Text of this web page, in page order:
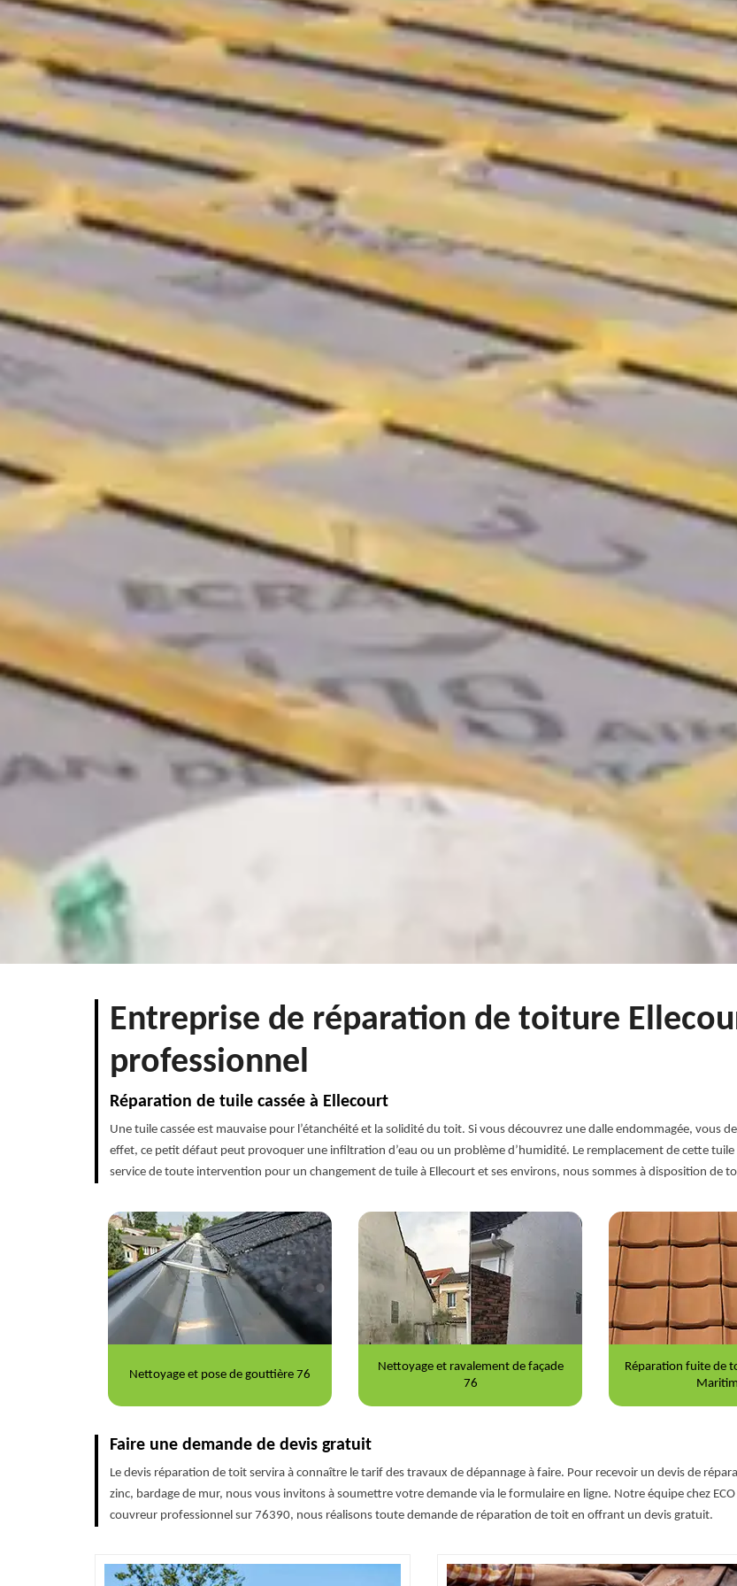
Entreprise de réparation de toiture
professionnel
Réparation de tuile cassée à Ellecourt
Une tuile cassée est mauvaise pour l’étanchéité et la solidité du toit. Si vous découvrez une dalle endommagée, vous
effet, ce petit défaut peut provoquer une infiltration d’eau ou un problème d’humidité. Le remplacement de cette
service de toute intervention pour un changement de tuile à Ellecourt et ses environs, nous sommes à disposition de
Nettoyage et ravalement de façade
Réparation fuite de toiture 76 Seine-
Maritime
Nettoyage et
76
Faire une demande de devis gratuit
Le devis réparation de toit servira à connaître le tarif des travaux de dépannage à faire. Pour recevoir un devis de
zinc, bardage de mur, nous vous invitons à soumettre votre demande via le formulaire en ligne. Notre équipe chez
couvreur professionnel sur 76390, nous réalisons toute demande de réparation de toit en offrant un devis gratuit.